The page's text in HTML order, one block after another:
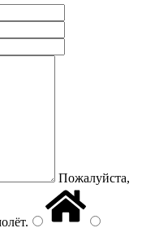
Пожалуйста,
.